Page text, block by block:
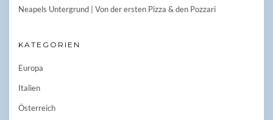
Neapels Untergrund | Von der ersten Pizza & den Pozzari
KATEGORIEN
Europa
Italien
Österreich